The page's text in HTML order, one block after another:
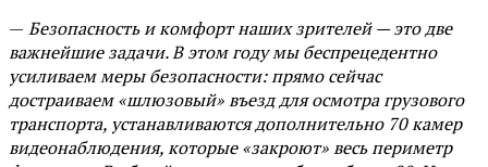
— Безопасность и комфорт наших зрителей — это две
важнейшие задачи. В этом году мы беспрецедентно
усиливаем меры безопасности: прямо сейчас
достраиваем «шлюзовый» въезд для осмотра грузового
транспорта, устанавливаются дополнительно 70 камер
видеонаблюдения, которые «закроют» весь периметр